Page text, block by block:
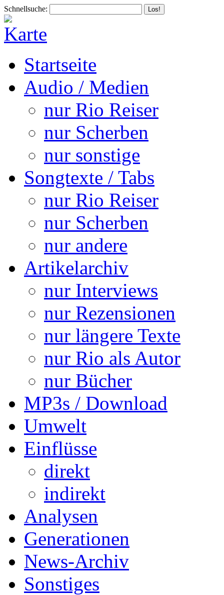
Schnellsuche:
Startseite
Audio / Medien
nur Rio Reiser
nur Scherben
nur sonstige
Songtexte / Tabs
nur Rio Reiser
nur Scherben
nur andere
Artikelarchiv
nur Interviews
nur Rezensionen
nur längere Texte
nur Rio als Autor
nur Bücher
MP3s / Download
Umwelt
Einflüsse
direkt
indirekt
Analysen
Generationen
News-Archiv
Sonstiges